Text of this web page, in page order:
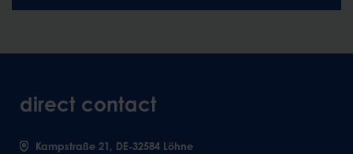
direct contact
Kampstraße 21, DE-32584 Löhne